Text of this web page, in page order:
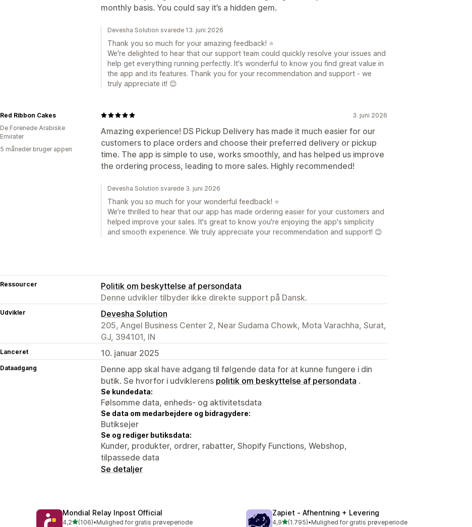
monthly basis. You could say it’s a hidden gem.
Devesha Solution svarede 13. juni 2026
Thank you so much for your amazing feedback! ⭐
We're delighted to hear that our support team could quickly resolve your issues and
help get everything running perfectly. It's wonderful to know you find great value in
the app and its features. Thank you for your recommendation and support - we
truly appreciate it! 😊
3. juni 2026
Amazing experience! DS Pickup Delivery has made it much easier for our
customers to place orders and choose their preferred delivery or pickup
time. The app is simple to use, works smoothly, and has helped us improve
the ordering process, leading to more sales. Highly recommended!
Red Ribbon Cakes
De Forenede Arabiske
Emirater
5 måneder bruger appen
Devesha Solution svarede 3. juni 2026
Thank you so much for your wonderful feedback! ⭐
We're thrilled to hear that our app has made ordering easier for your customers and
helped improve your sales. It's great to know you're enjoying the app's simplicity
and smooth experience. We truly appreciate your recommendation and support! 😊
Ressourcer
Politik om beskyttelse af persondata
Denne udvikler tilbyder ikke direkte support på Dansk.
Udvikler
Devesha Solution
205, Angel Business Center 2, Near Sudama Chowk, Mota Varachha, Surat,
GJ, 394101, IN
Lanceret 10. januar 2025
Dataadgang
Denne app skal have adgang til følgende data for at kunne fungere i din
butik. Se hvorfor i udviklerens politik om beskyttelse af persondata .
Se kundedata:
Følsomme data, enheds- og aktivitetsdata
Se data om medarbejdere og bidragydere:
Butiksejer
Se og rediger butiksdata:
Kunder, produkter, ordrer, rabatter, Shopify Functions, Webshop,
tilpassede data
Se detaljer
Mondial Relay Inpost Official
4,2ud af 5 stjerner
(106)•Mulighed for gratis prøveperiode
Zapiet ‑ Afhentning + Levering
4,9ud af 5 stjerner
(1.795)•Mulighed for gratis prøveperiode